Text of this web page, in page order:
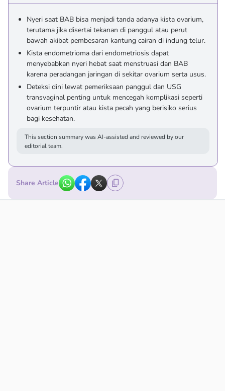
Nyeri saat BAB bisa menjadi tanda adanya kista ovarium,
terutama jika disertai tekanan di panggul atau perut
bawah akibat pembesaran kantung cairan di indung telur.
Kista endometrioma dari endometriosis dapat
menyebabkan nyeri hebat saat menstruasi dan BAB
karena peradangan jaringan di sekitar ovarium serta usus.
Deteksi dini lewat pemeriksaan panggul dan USG
transvaginal penting untuk mencegah komplikasi seperti
ovarium terpuntir atau kista pecah yang berisiko serius
bagi kesehatan.
This section summary was AI-assisted and reviewed by our
editorial team.
Share Article